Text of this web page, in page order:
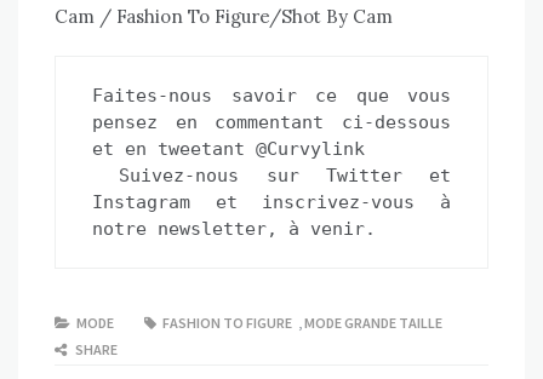
Cam / Fashion To Figure/Shot By Cam
Faites-nous savoir ce que vous
pensez en commentant ci-dessous
et en tweetant @Curvylink
Suivez-nous sur Twitter et
Instagram et inscrivez-vous à
notre newsletter, à venir.
MODE FASHION TO FIGURE
MODE GRANDE TAILLE
SHARE